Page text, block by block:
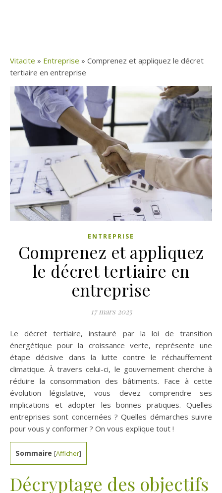
Vitacite » Entreprise » Comprenez et appliquez le décret
tertiaire en entreprise
ENTREPRISE
Comprenez et appliquez
le décret tertiaire en
entreprise
17 mars 2025
Le décret tertiaire, instauré par la loi de transition
énergétique pour la croissance verte, représente une
étape décisive dans la lutte contre le réchauffement
climatique. À travers celui-ci, le gouvernement cherche à
réduire la consommation des bâtiments. Face à cette
évolution législative, vous devez comprendre ses
implications et adopter les bonnes pratiques. Quelles
entreprises sont concernées ? Quelles démarches suivre
pour vous y conformer ? On vous explique tout !
Sommaire [Afficher]
Décryptage des objectifs